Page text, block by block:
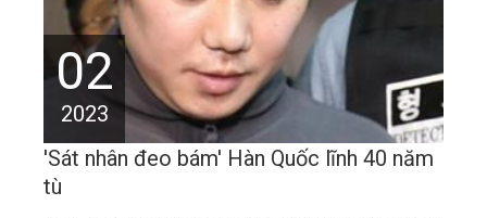
02
2023
'Sát nhân đeo bám' Hàn Quốc lĩnh 40 năm
tù